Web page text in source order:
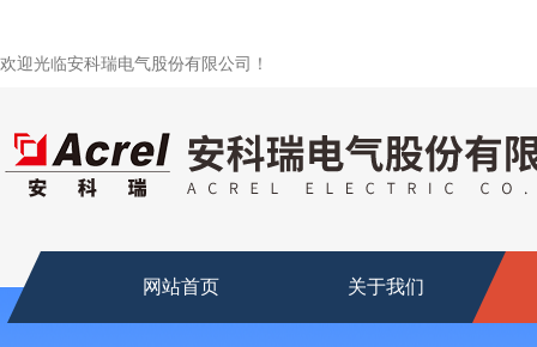
欢迎光临安科瑞电气股份有限公司！
网站首页 关于我们